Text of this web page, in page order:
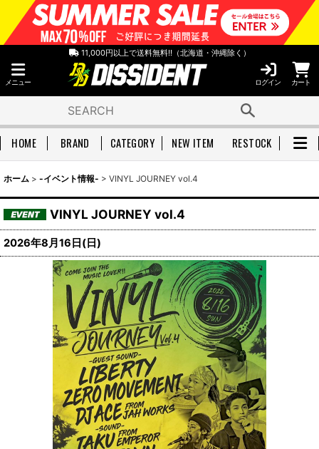
11,000円以上で送料無料!!（北海道・沖縄除く）
メニュー ログイン カート
HOME BRAND CATEGORY NEW ITEM RESTOCK
ホーム > -イベント情報- > VINYL JOURNEY vol.4
VINYL JOURNEY vol.4
2026年8月16日(日)